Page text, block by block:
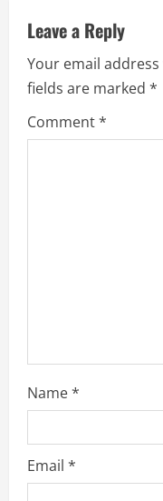
e
R
e
Leave a Reply
Your email
fields are marked *
Comment*
Name*
Email *